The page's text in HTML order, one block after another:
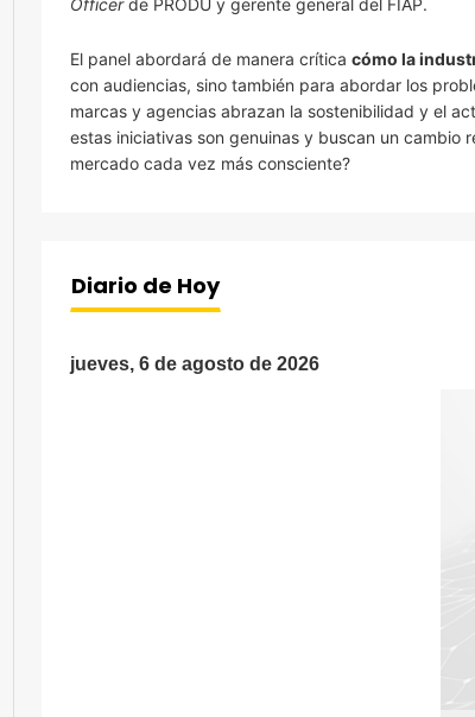
Officerde PRODU y gerente general del FIAP.
El panel abordará de manera crítica cómo la
con audiencias, sino también para abordar los
marcas y agencias abrazan la sostenibilidad y el
estas iniciativas son genuinas y buscan un cambio
mercado cada vez más consciente?
Diario de Hoy
jueves, 6 de agosto de 2026